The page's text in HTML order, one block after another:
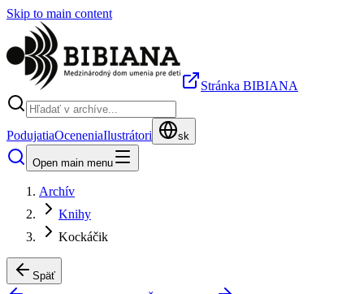
Skip to main content
Stránka BIBIANA
PodujatiaOceneniaIlustrátori sk
Open main menu
Archív
Knihy
Kockáčik
Späť